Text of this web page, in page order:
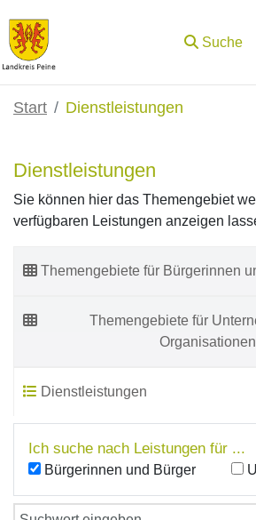
Zum Hauptinhalt springen
Suche
Start Dienstleistungen
Dienstleistungen
Sie können hier das Themengebiet
verfügbaren Leistungen anzeigen
Themengebiete für Bürgerinnen
Themengebiete für
Organisationen
Dienstleistungen
Ich suche nach Leistungen für ...
Bürgerinnen und Bürger